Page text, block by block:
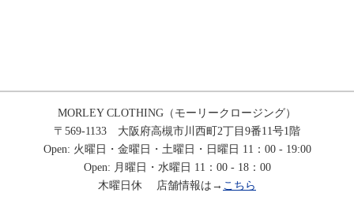
MORLEY CLOTHING（モーリークロージング）
〒569-1133 大阪府高槻市川西町2丁目9番11号1階
Open: 火曜日・金曜日・土曜日・日曜日 11：00 - 19:00
Open: 月曜日・水曜日 11：00 - 18：00
木曜日休 店舗情報は→ こちら